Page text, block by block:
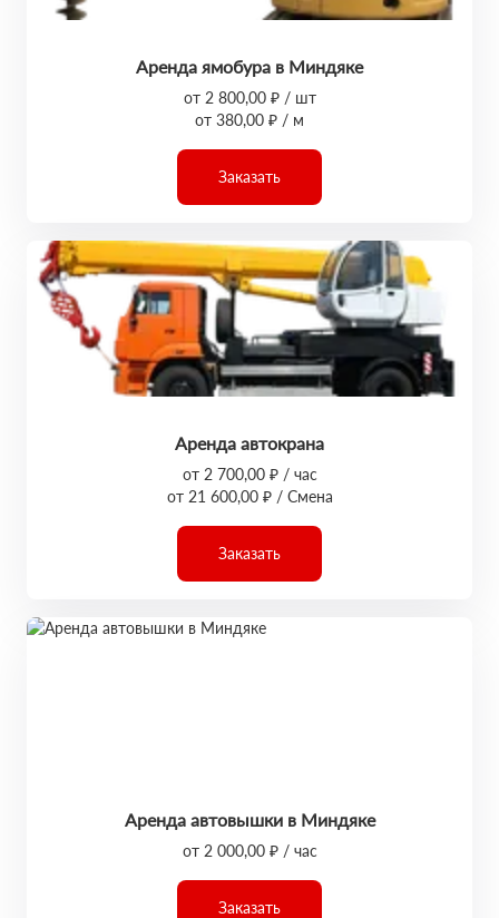
Аренда ямобура в Миндяке
от 2 800,00 ₽ / шт
от 380,00 ₽ / м
Заказать
Аренда автокрана
от 2 700,00 ₽ / час
от 21 600,00 ₽ / Смена
Заказать
Аренда автовышки в Миндяке
от 2 000,00 ₽ / час
Заказать